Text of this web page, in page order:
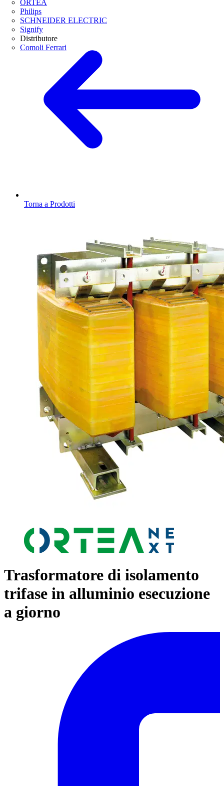
ORTEA
Philips
SCHNEIDER ELECTRIC
Signify
Distributore
Comoli Ferrari
Torna a Prodotti
Trasformatore di isolamento
trifase in alluminio esecuzione
a giorno